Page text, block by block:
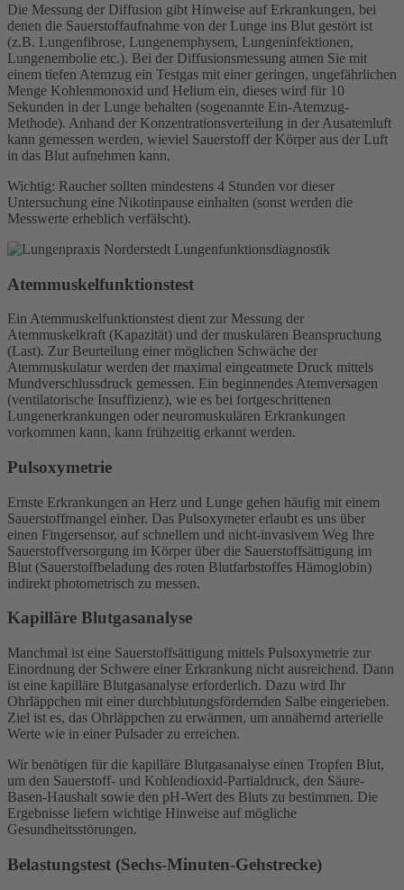
Die Messung der Diffusion gibt Hinweise auf Erkrankungen, bei
denen die Sauerstoffaufnahme von der Lunge ins Blut gestört ist
(z.B. Lungenfibrose, Lungenemphysem, Lungeninfektionen,
Lungenembolie etc.). Bei der Diffusionsmessung atmen Sie mit
einem tiefen Atemzug ein Testgas mit einer geringen, ungefährlichen
Menge Kohlenmonoxid und Helium ein, dieses wird für 10
Sekunden in der Lunge behalten (sogenannte Ein-Atemzug-
Methode). Anhand der Konzentrationsverteilung in der Ausatemluft
kann gemessen werden, wieviel Sauerstoff der Körper aus der Luft
in das Blut aufnehmen kann.
Wichtig: Raucher sollten mindestens 4 Stunden vor dieser
Untersuchung eine Nikotinpause einhalten (sonst werden die
Messwerte erheblich verfälscht).
Atemmuskelfunktionstest
Ein Atemmuskelfunktionstest dient zur Messung der
Atemmuskelkraft (Kapazität) und der muskulären Beanspruchung
(Last). Zur Beurteilung einer möglichen Schwäche der
Atemmuskulatur werden der maximal eingeatmete Druck mittels
Mundverschlussdruck gemessen. Ein beginnendes Atemversagen
(ventilatorische Insuffizienz), wie es bei fortgeschrittenen
Lungenerkrankungen oder neuromuskulären Erkrankungen
vorkommen kann, kann frühzeitig erkannt werden.
Pulsoxymetrie
Ernste Erkrankungen an Herz und Lunge gehen häufig mit einem
Sauerstoffmangel einher. Das Pulsoxymeter erlaubt es uns über
einen Fingersensor, auf schnellem und nicht-invasivem Weg Ihre
Sauerstoffversorgung im Körper über die Sauerstoffsättigung im
Blut (Sauerstoffbeladung des roten Blutfarbstoffes Hämoglobin)
indirekt photometrisch zu messen.
Kapilläre Blutgasanalyse
Manchmal ist eine Sauerstoffsättigung mittels Pulsoxymetrie zur
Einordnung der Schwere einer Erkrankung nicht ausreichend. Dann
ist eine kapilläre Blutgasanalyse erforderlich. Dazu wird Ihr
Ohrläppchen mit einer durchblutungsfördernden Salbe eingerieben.
Ziel ist es, das Ohrläppchen zu erwärmen, um annähernd arterielle
Werte wie in einer Pulsader zu erreichen.
Wir benötigen für die kapilläre Blutgasanalyse einen Tropfen Blut,
um den Sauerstoff- und Kohlendioxid-Partialdruck, den Säure-
Basen-Haushalt sowie den pH-Wert des Bluts zu bestimmen. Die
Ergebnisse liefern wichtige Hinweise auf mögliche
Gesundheitsstörungen.
Belastungstest (Sechs-Minuten-Gehstrecke)